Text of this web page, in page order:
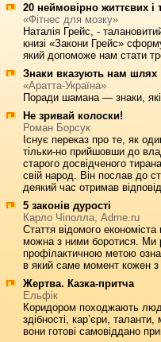
20 неймовірно життєвих і
«Фітнес для мозку»
Наталія Грейс, -
книзі «Закони Грейс»
який допоможе нам стати
Знаки вказують нам шлях
«Аратта-Україна»
Поради шамана — знаки,
Не зривай колоски!
Роман Борсук
Існує переказ про те, як
тільки-но прийшовши до
старого досвідченого
свій народ. Він послав до
деякий час отримав
5 законів дурості
Карло Чіполла, Adme.ru
Стаття відомого економіста
можна з ними боротися. Ми
профілактичною метою
в який саме момент кожен з
Жертва. Казка-притча
Ельфік
Коридором походжають
здібності, кар’єри,
вони готові самовіддано